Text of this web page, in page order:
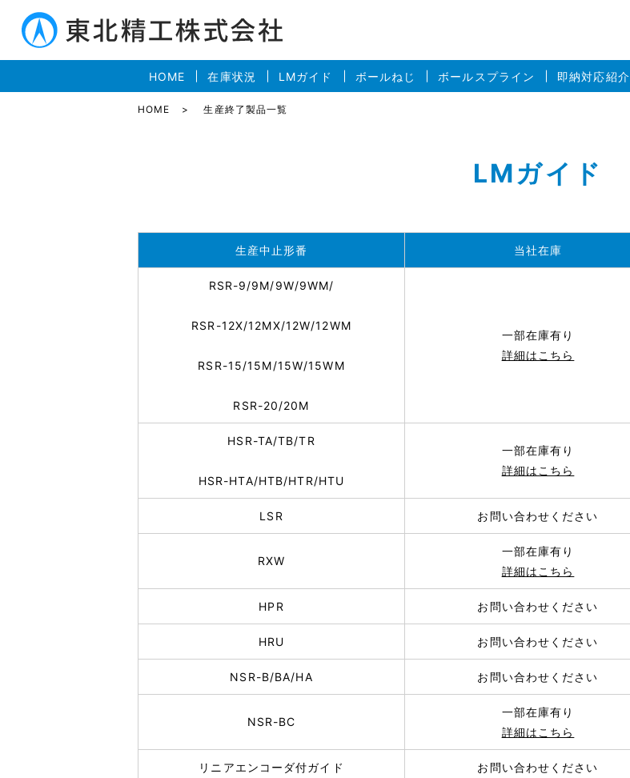
HOME 在庫状況 LMガイド ボールねじ ボールスプライン 即納対応紹介
HOME 生産終了製品一覧
LMガイド
生産中止形番 当社在庫
RSR-9/9M/9W/9WM/
RSR-12X/12MX/12W/12WM
RSR-15/15M/15W/15WM
RSR-20/20M
一部在庫有り
詳細はこちら
HSR-TA/TB/TR
HSR-HTA/HTB/HTR/HTU
一部在庫有り
詳細はこちら
LSR お問い合わせください
RXW
一部在庫有り
詳細はこちら
HPR お問い合わせください
HRU お問い合わせください
NSR-B/BA/HA お問い合わせください
NSR-BC
一部在庫有り
詳細はこちら
リニアエンコーダ付ガイド お問い合わせください